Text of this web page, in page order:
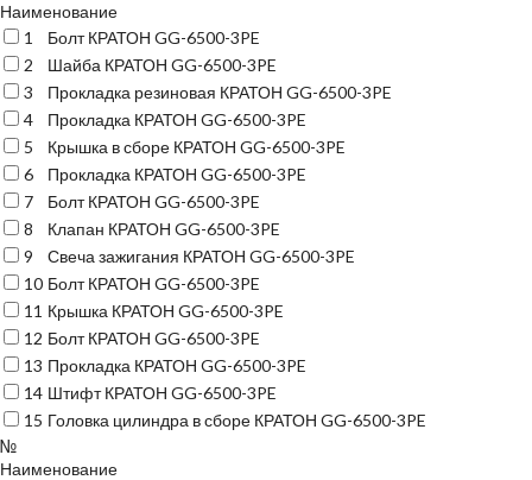
Наименование
1
Болт КРАТОН GG-6500-3PE
2
Шайба КРАТОН GG-6500-3PE
3
Прокладка резиновая КРАТОН GG-6500-3PE
4
Прокладка КРАТОН GG-6500-3PE
5
Крышка в сборе КРАТОН GG-6500-3PE
6
Прокладка КРАТОН GG-6500-3PE
7
Болт КРАТОН GG-6500-3PE
8
Клапан КРАТОН GG-6500-3PE
9
Свеча зажигания КРАТОН GG-6500-3PE
10 Болт КРАТОН GG-6500-3PE
11 Крышка КРАТОН GG-6500-3PE
12 Болт КРАТОН GG-6500-3PE
13 Прокладка КРАТОН GG-6500-3PE
14 Штифт КРАТОН GG-6500-3PE
15 Головка цилиндра в сборе КРАТОН GG-6500-3PE
№
Наименование